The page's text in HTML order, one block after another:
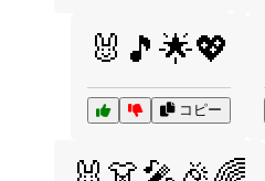
🐰🎵🌟💖
コピー